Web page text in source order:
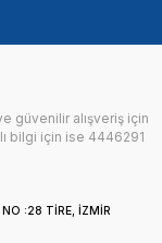
güvenilir alışveriş için
bilgi için ise 4446291
NO :28 TİRE, İZMİR